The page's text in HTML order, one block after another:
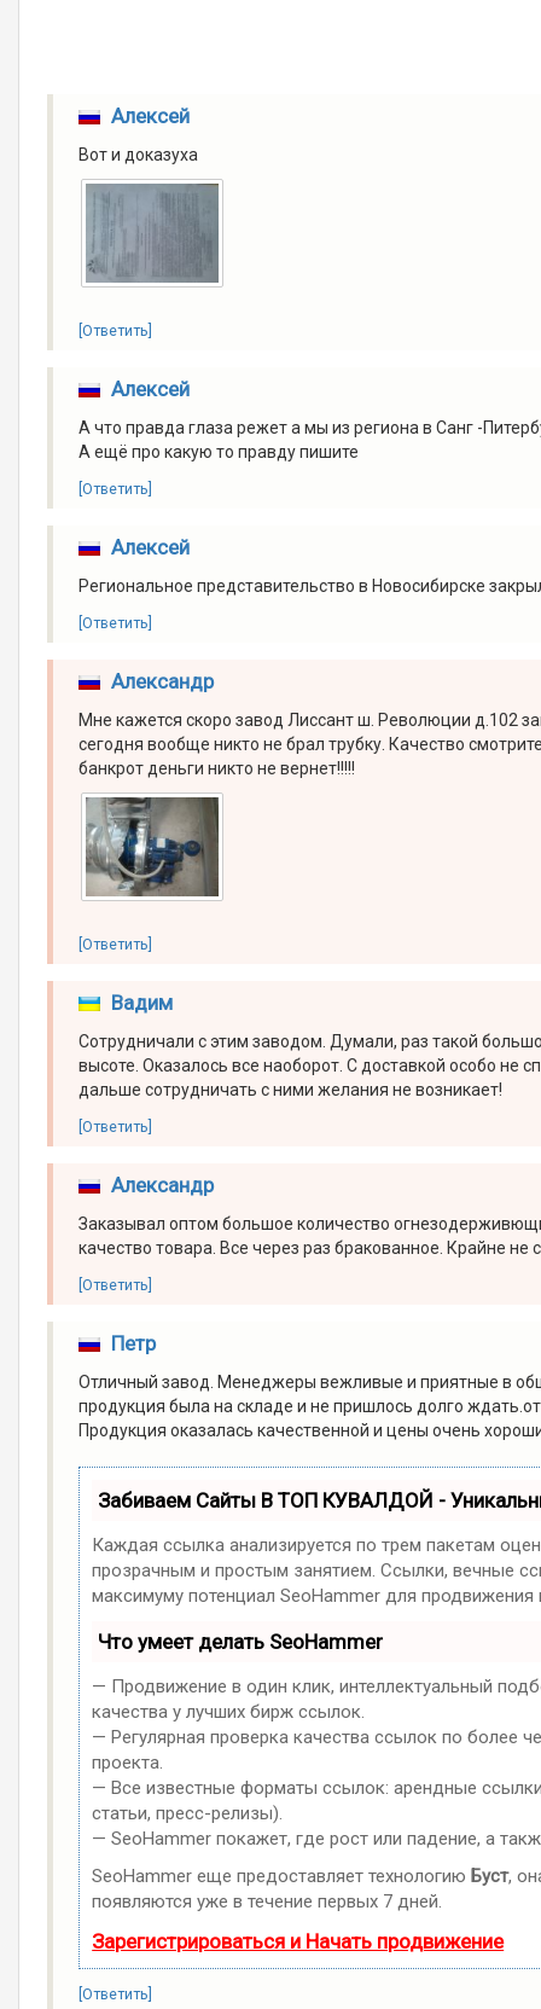
Алексей
Вот и доказуха
[Ответить]
Алексей
А что правда глаза режет а мы из региона в Санг -
А ещё про какую то правду пишите
[Ответить]
Алексей
Региональное представительство в Новосибирске
[Ответить]
Александр
Мне кажется скоро завод Лиссант ш. Революции д.102
сегодня вообще никто не брал трубку. Качество
банкрот деньги никто не вернет!!!!!
[Ответить]
Вадим
Сотрудничали с этим заводом. Думали, раз такой
высоте. Оказалось все наоборот. С доставкой особо не
дальше сотрудничать с ними желания не возникает!
[Ответить]
Александр
Заказывал оптом большое количество
качество товара. Все через раз бракованное. Крайне не
[Ответить]
Петр
Отличный завод. Менеджеры вежливые и приятные в
продукция была на складе и не пришлось долго
Продукция оказалась качественной и цены очень
Забиваем Сайты В ТОП КУВАЛДОЙ -
Каждая ссылка анализируется по трем пакетам
прозрачным и простым занятием. Ссылки, вечные
максимуму потенциал SeoHammer для продвижения
Что умеет делать SeoHammer
— Продвижение в один клик, интеллектуальный
качества у лучших бирж ссылок.
— Регулярная проверка качества ссылок по более
проекта.
— Все известные форматы ссылок: арендные
статьи, пресс-релизы).
— SeoHammer покажет, где рост или падение, а
SeoHammer еще предоставляет технологиюБуст,
появляются уже в течение первых 7 дней.
Зарегистрироваться и Начать продвижение
[Ответить]